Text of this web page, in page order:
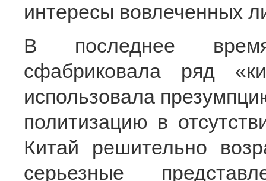
интересы вовлеченных
В последнее
сфабриковала ряд
использовала
политизацию в
Китай решительно
серьезные